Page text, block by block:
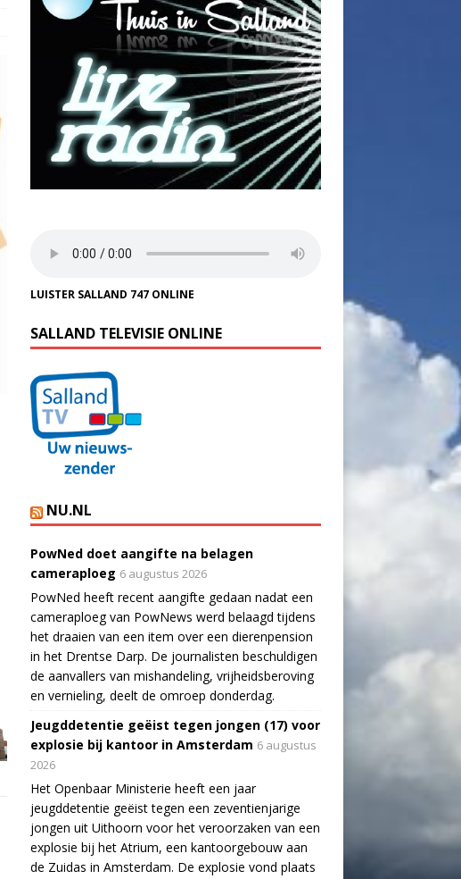
LUISTER SALLAND 747 ONLINE
SALLAND TELEVISIE ONLINE
NU.NL
PowNed doet aangifte na belagen
cameraploeg 6 augustus 2026
PowNed heeft recent aangifte gedaan nadat een
cameraploeg van PowNews werd belaagd tijdens
het draaien van een item over een dierenpension
in het Drentse Darp. De journalisten beschuldigen
de aanvallers van mishandeling, vrijheidsberoving
en vernieling, deelt de omroep donderdag.
Jeugddetentie geëist tegen jongen (17) voor
explosie bij kantoor in Amsterdam 6 augustus
2026
Het Openbaar Ministerie heeft een jaar
jeugddetentie geëist tegen een zeventienjarige
jongen uit Uithoorn voor het veroorzaken van een
explosie bij het Atrium, een kantoorgebouw aan
de Zuidas in Amsterdam. De explosie vond plaats